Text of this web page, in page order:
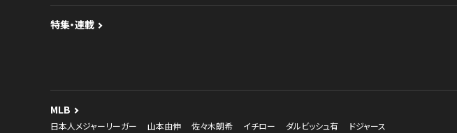
特集・連載
MLB
日本人メジャーリーガー 山本由伸 佐々木朗希 イチロー ダルビッシュ有 ドジャース